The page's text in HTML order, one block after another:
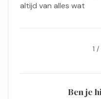
altijd van alles wat
1 /
Ben je